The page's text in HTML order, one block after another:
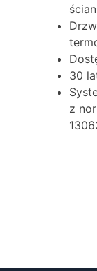
30
z